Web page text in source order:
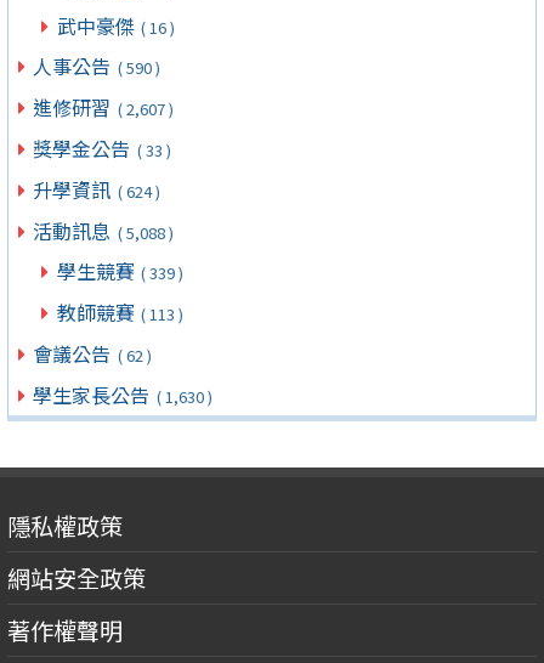
武中豪傑 ( 16 )
人事公告 ( 590 )
進修研習 ( 2,607 )
獎學金公告 ( 33 )
升學資訊 ( 624 )
活動訊息 ( 5,088 )
學生競賽 ( 339 )
教師競賽 ( 113 )
會議公告 ( 62 )
學生家長公告 ( 1,630 )
隱私權政策
網站安全政策
著作權聲明